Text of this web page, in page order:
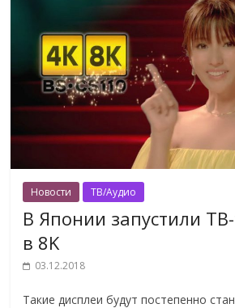
Новости ТВ/Аудио
В Японии запустили
в 8K
03.12.2018
Такие дисплеи будут постепенно